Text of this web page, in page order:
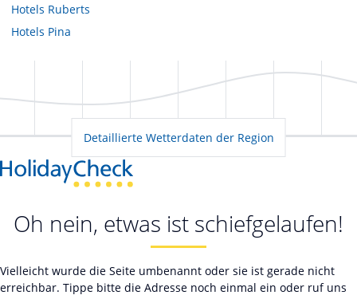
Hotels Ruberts
Hotels Pina
Detaillierte Wetterdaten der Region
Oh nein, etwas ist schiefgelaufen!
Vielleicht wurde die Seite umbenannt oder sie ist gerade nicht
erreichbar. Tippe bitte die Adresse noch einmal ein oder ruf uns